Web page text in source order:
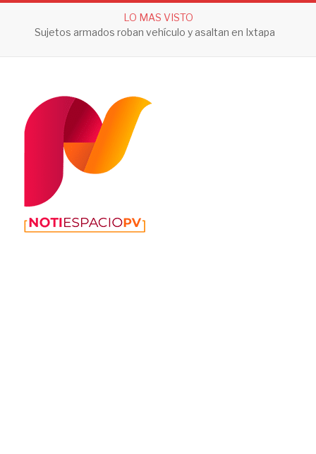
LO MAS VISTO
Sujetos armados roban vehículo y asaltan en Ixtapa